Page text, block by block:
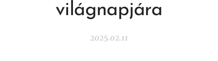
világnapjára
2025.02.11